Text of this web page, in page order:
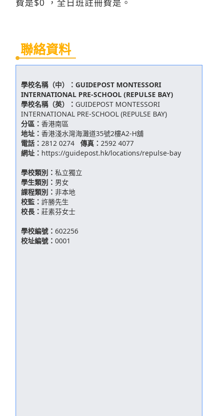
聯絡資料
學校名稱（中）： GUIDEPOST MONTESSORI
INTERNATIONAL PRE-SCHOOL (REPULSE BAY)
學校名稱（英）： GUIDEPOST MONTESSORI
INTERNATIONAL PRE-SCHOOL (REPULSE BAY)
分區： 香港南區
地址： 香港淺水灣海灘道35號2樓A2-H舖
電話： 2812 0274 傳真： 2592 4077
網址： https://guidepost.hk/locations/repulse-bay
學校類別： 私立獨立
學生類別： 男女
課程類別： 非本地
校監： 許勝先生
校長： 莊素芬女士
學校編號： 602256
校址編號： 0001